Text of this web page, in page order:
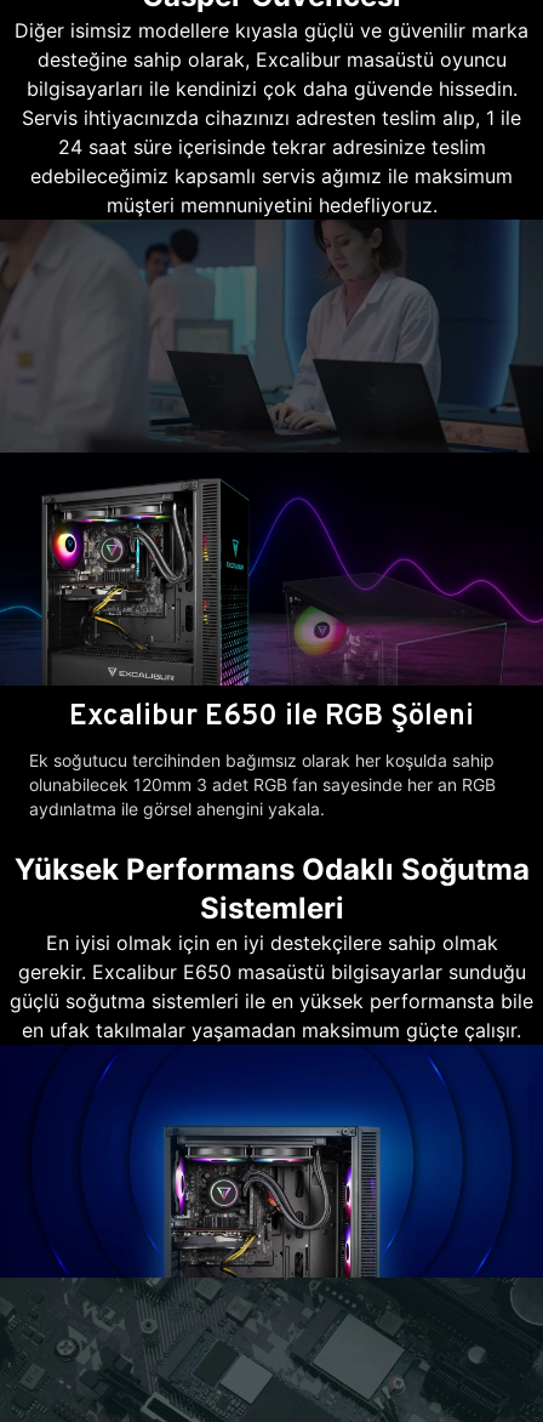
Diğer isimsiz modellere kıyasla güçlü ve güvenilir marka
desteğine sahip olarak, Excalibur masaüstü oyuncu
bilgisayarları ile kendinizi çok daha güvende hissedin.
Servis ihtiyacınızda cihazınızı adresten teslim alıp, 1 ile
24 saat süre içerisinde tekrar adresinize teslim
edebileceğimiz kapsamlı servis ağımız ile maksimum
müşteri memnuniyetini hedefliyoruz.
Excalibur E650 ile RGB Şöleni
Ek soğutucu tercihinden bağımsız olarak her koşulda sahip
olunabilecek 120mm 3 adet RGB fan sayesinde her an RGB
aydınlatma ile görsel ahengini yakala.
Yüksek Performans Odaklı Soğutma
Sistemleri
En iyisi olmak için en iyi destekçilere sahip olmak
gerekir. Excalibur E650 masaüstü bilgisayarlar sunduğu
güçlü soğutma sistemleri ile en yüksek performansta bile
en ufak takılmalar yaşamadan maksimum güçte çalışır.